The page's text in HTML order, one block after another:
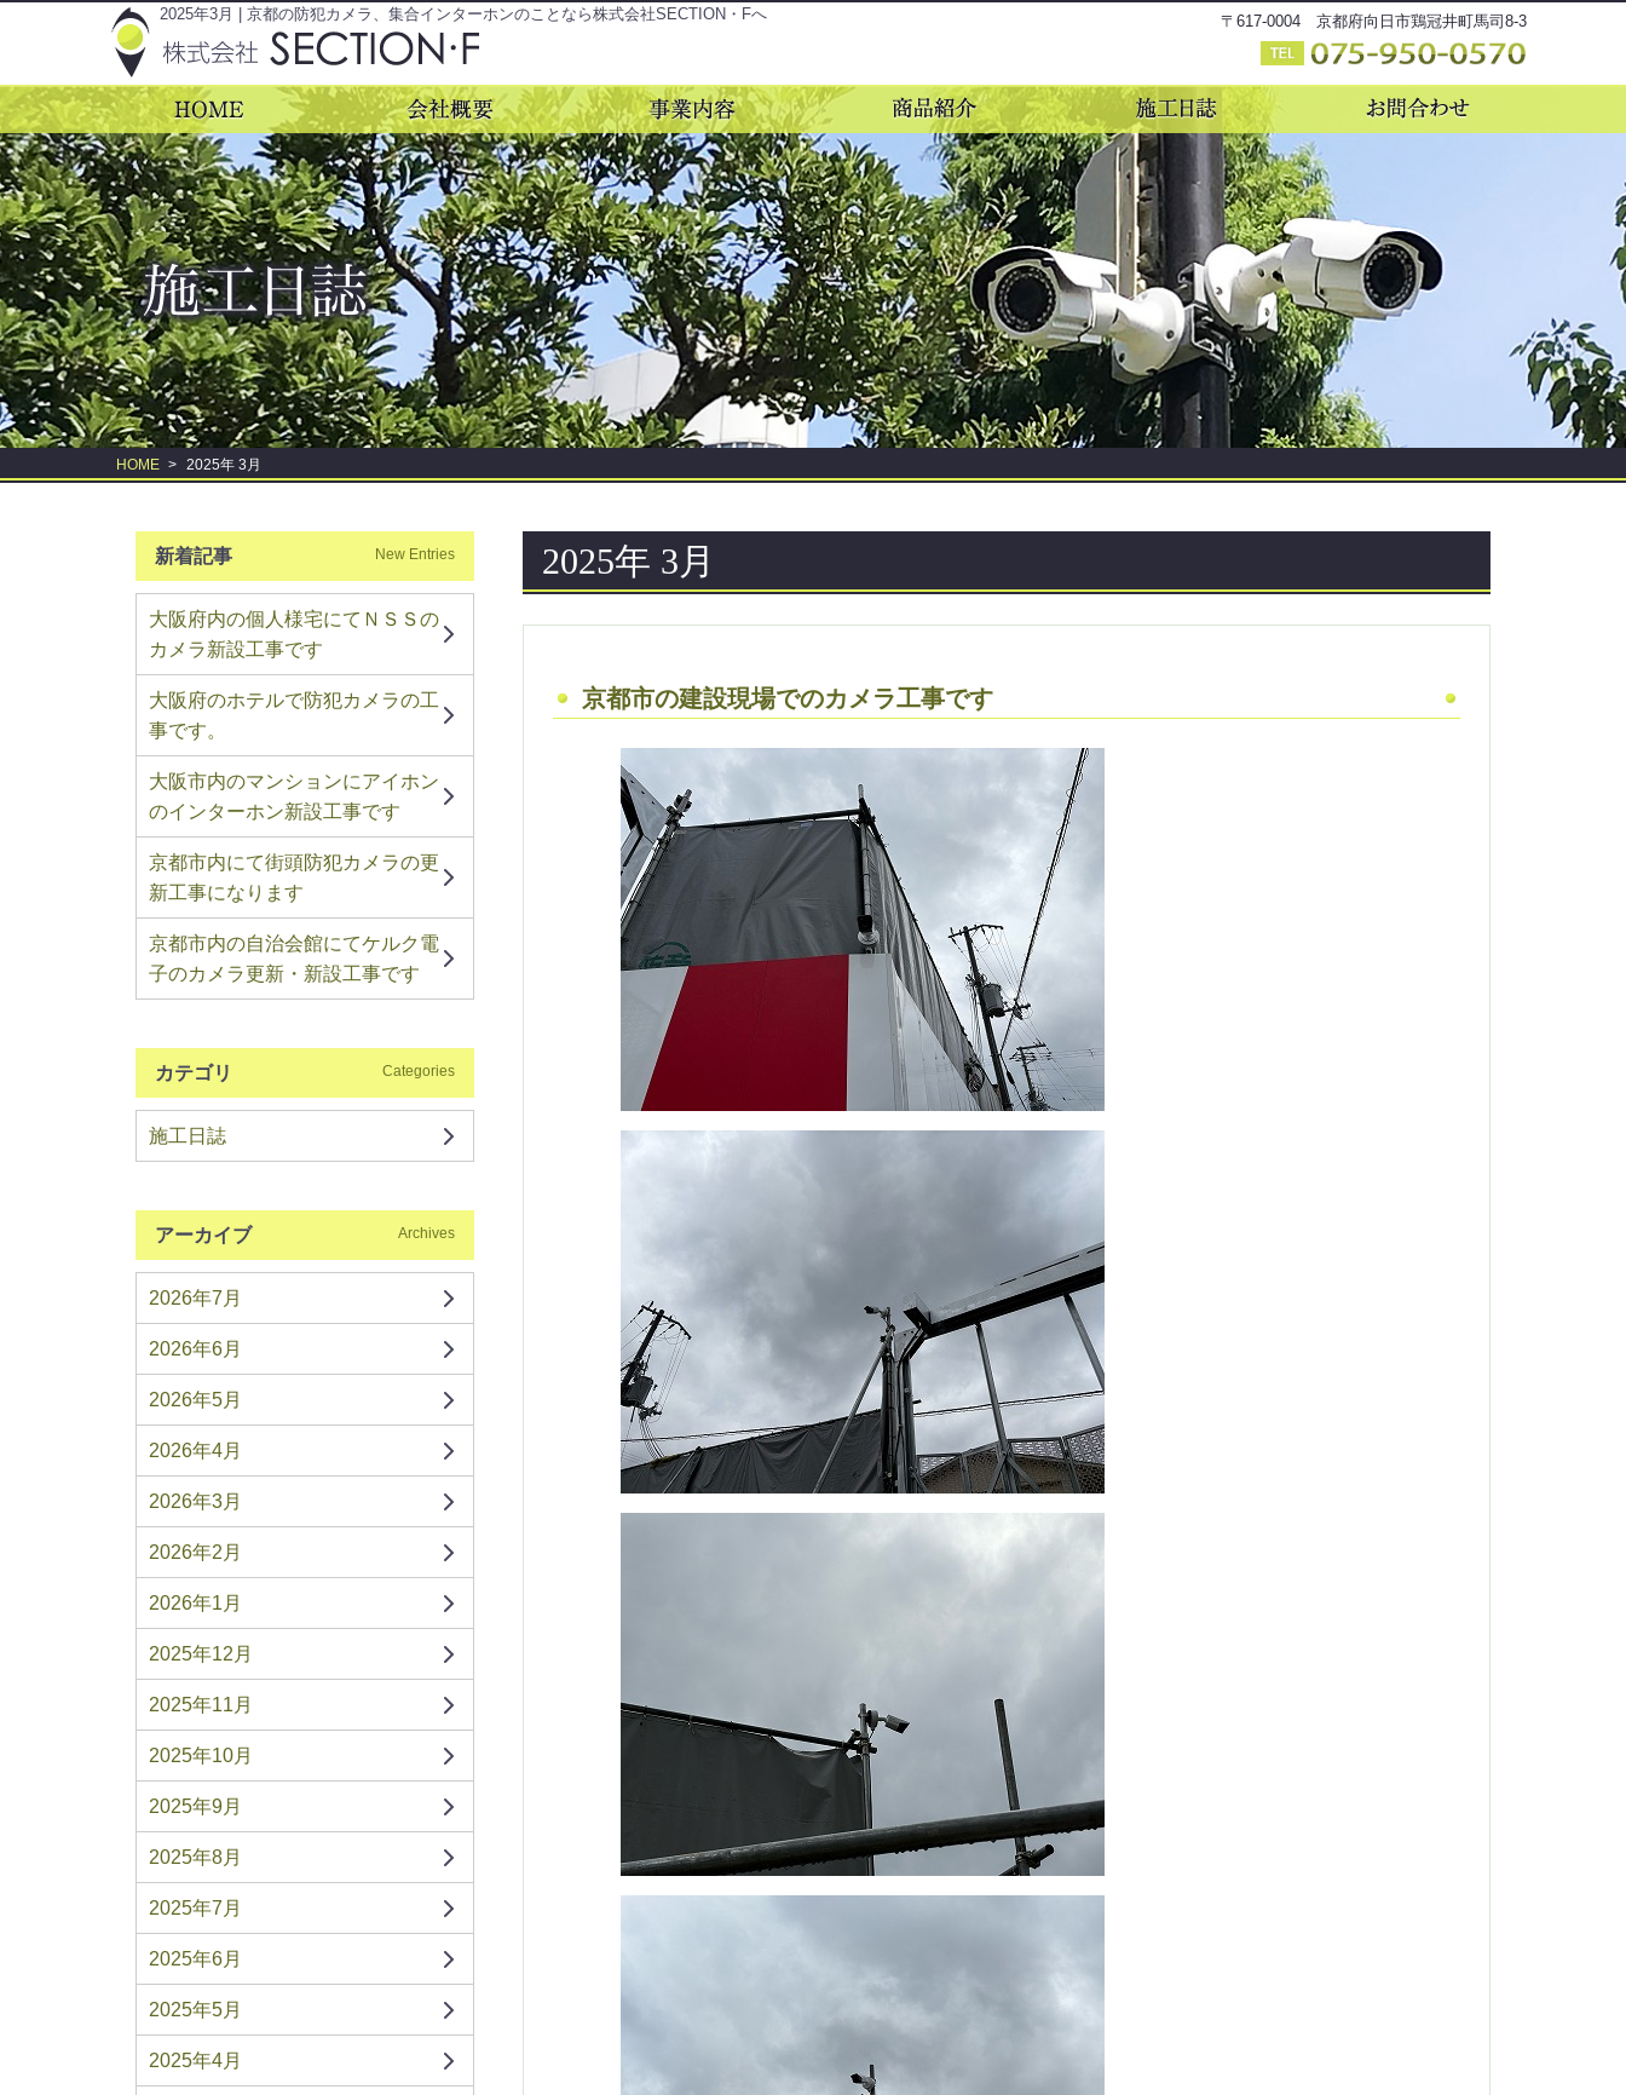
2025年3月 | 京都の防犯カメラ、集合インターホンのことなら株式会社SECTION・Fへ 〒617-0004 京都府向日市鶏冠井町馬司8-3
HOME > 2025年 3月
2025年 3月
京都市の建設現場でのカメラ工事です
新着記事 New Entries
大阪府内の個人様宅にてＮＳＳの
カメラ新設工事です
大阪府のホテルで防犯カメラの工
事です。
大阪市内のマンションにアイホン
のインターホン新設工事です
京都市内にて街頭防犯カメラの更
新工事になります
京都市内の自治会館にてケルク電
子のカメラ更新・新設工事です
カテゴリ Categories
施工日誌
アーカイブ Archives
2026年7月
2026年6月
2026年5月
2026年4月
2026年3月
2026年2月
2026年1月
2025年12月
2025年11月
2025年10月
2025年9月
2025年8月
2025年7月
2025年6月
2025年5月
2025年4月